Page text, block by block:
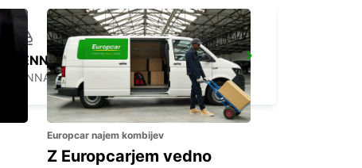
VIENNA RAILWAY MAINSTATION
VIENNA - AUSTRIA
Europcar najem kombijev
Z Europcarjem vedno